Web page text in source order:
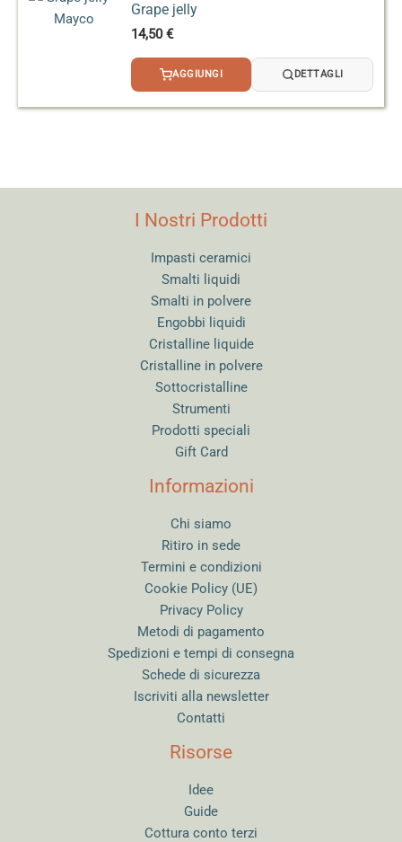
Grape jelly
14,50€
AGGIUNGI DETTAGLI
I Nostri Prodotti
Impasti ceramici
Smalti liquidi
Smalti in polvere
Engobbi liquidi
Cristalline liquide
Cristalline in polvere
Sottocristalline
Strumenti
Prodotti speciali
Gift Card
Informazioni
Chi siamo
Ritiro in sede
Termini e condizioni
Cookie Policy (UE)
Privacy Policy
Metodi di pagamento
Spedizioni e tempi di consegna
Schede di sicurezza
Iscriviti alla newsletter
Contatti
Risorse
Idee
Guide
Cottura conto terzi